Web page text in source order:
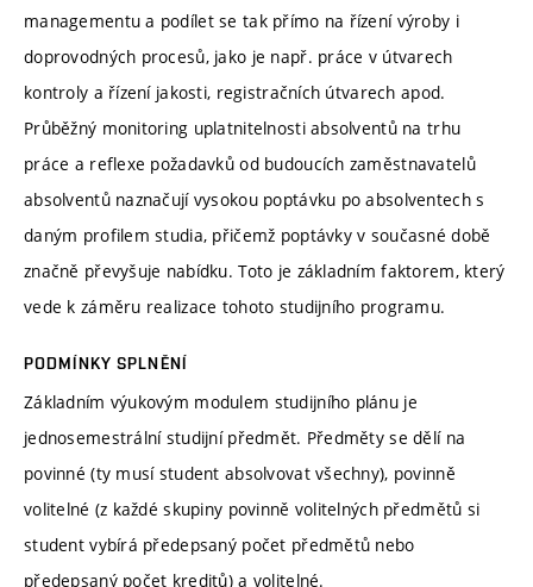
managementu a podílet se tak přímo na řízení výroby i
doprovodných procesů, jako je např. práce v útvarech
kontroly a řízení jakosti, registračních útvarech apod.
Průběžný monitoring uplatnitelnosti absolventů na trhu
práce a reflexe požadavků od budoucích zaměstnavatelů
absolventů naznačují vysokou poptávku po absolventech s
daným profilem studia, přičemž poptávky v současné době
značně převyšuje nabídku. Toto je základním faktorem, který
vede k záměru realizace tohoto studijního programu.
PODMÍNKY SPLNĚNÍ
Základním výukovým modulem studijního plánu je
jednosemestrální studijní předmět. Předměty se dělí na
povinné (ty musí student absolvovat všechny), povinně
volitelné (z každé skupiny povinně volitelných předmětů si
student vybírá předepsaný počet předmětů nebo
předepsaný počet kreditů) a volitelné.